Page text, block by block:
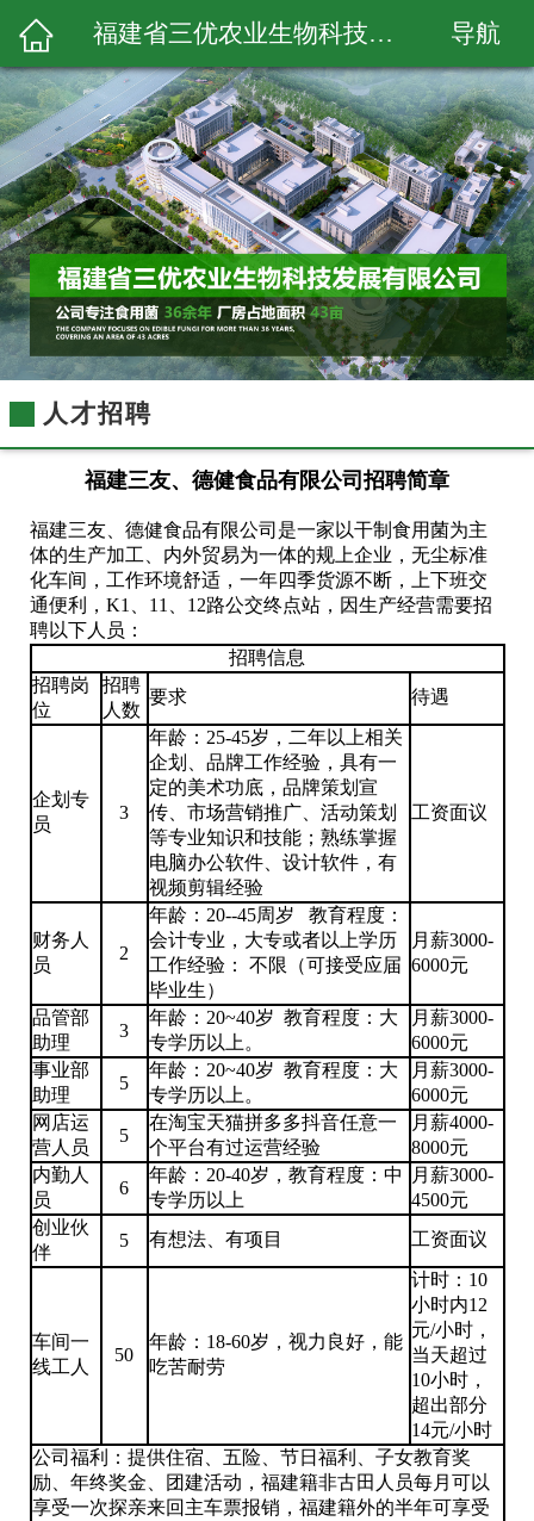
导航
福建省三优农业生物科技发展有限公司
人才招聘
福建三友、德健食品有限公司招聘简章
福建三友、德健食品有限公司是一家以干制食用菌为主
体的生产加工、内外贸易为一体的规上企业，无尘标准
化车间，工作环境舒适，一年四季货源不断，上下班交
通便利，K1、11、12路公交终点站，因生产经营需要招
聘以下人员：
招聘信息
招聘岗
位
招聘
人数
要求 待遇
企划专
员
3
年龄：25-45岁，二年以上相关
企划、品牌工作经验，具有一
定的美术功底，品牌策划宣
传、市场营销推广、活动策划
等专业知识和技能；熟练掌握
电脑办公软件、设计软件，有
视频剪辑经验
工资面议
财务人
员
2
年龄：20--45周岁 教育程度：
会计专业，大专或者以上学历
工作经验： 不限（可接受应届
毕业生）
月薪3000-
6000元
品管部
助理
3
年龄：20~40岁 教育程度：大
专学历以上。
月薪3000-
6000元
事业部
助理
5
年龄：20~40岁 教育程度：大
专学历以上。
月薪3000-
6000元
网店运
营人员
5
在淘宝天猫拼多多抖音任意一
个平台有过运营经验
月薪4000-
8000元
内勤人
员
6
年龄：20-40岁，教育程度：中
专学历以上
月薪3000-
4500元
创业伙
伴
5 有想法、有项目 工资面议
车间一
线工人
50
年龄：18-60岁，视力良好，能
吃苦耐劳
计时：10
小时内12
元/小时，
当天超过
10小时，
超出部分
14元/小时
公司福利：提供住宿、五险、节日福利、子女教育奖
励、年终奖金、团建活动，福建籍非古田人员每月可以
享受一次探亲来回主车票报销，福建籍外的半年可享受